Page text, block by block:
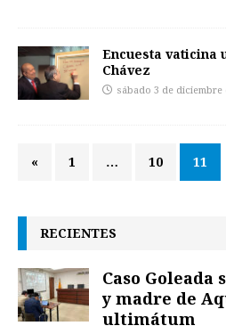
Encuesta vaticina
Chávez
sábado 3 de diciembre
« 1 … 10 11
RECIENTES
Caso
y madre de
ultimátum